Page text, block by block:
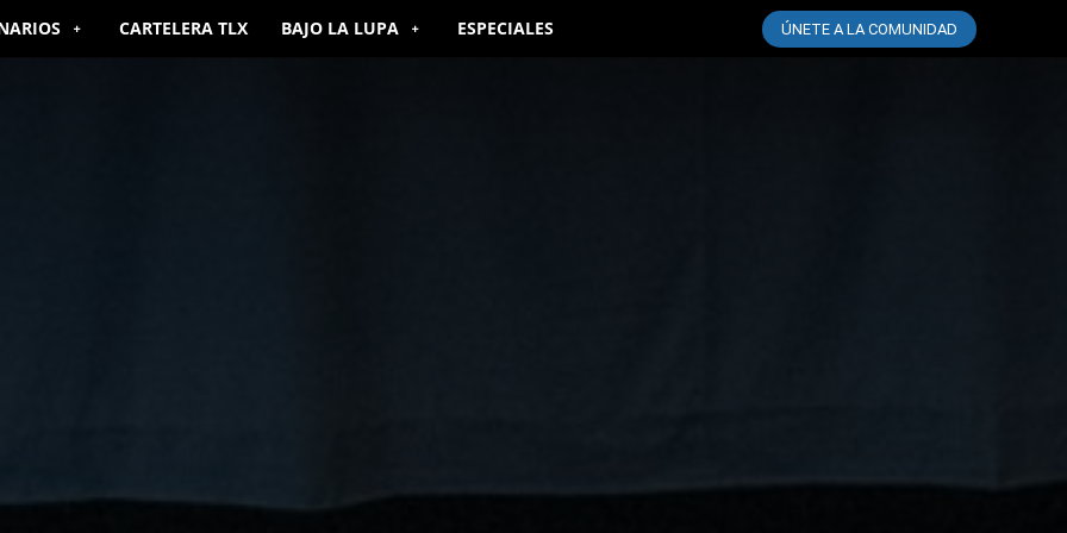
CARTELERA TLX BAJO LA LUPA ESPECIALES ÚNETE A LA COMUNIDAD